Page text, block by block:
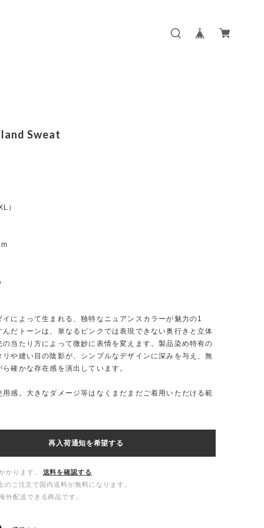
Sweat
）
イによって生まれる、独特なニュアンスカラーが魅力の1
んだトーンは、単なるピンクでは表現できない奥行きと立体
の当たり方によって微妙に表情を変えます。製品染め特有の
リや縫い目の陰影が、シンプルなデザインに深みを与え、無
確かな存在感を演出しています。
感。大きなダメージ等はなくまだまだご着用いただける範
再入荷通知を希望する
かります。
送料を確認する
ご注文で国内送料が無料になります。
外配送できる商品です。